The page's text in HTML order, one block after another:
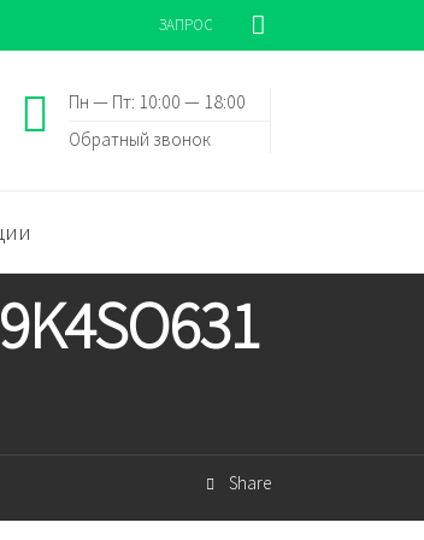
ЗАПРОС
Пн — Пт: 10:00 — 18:00
Обратный звонок
Share